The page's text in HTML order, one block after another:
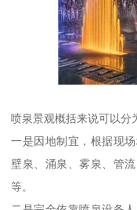
喷泉景观概括来说可以分
一是因地制宜，根据现
壁泉、涌泉、雾泉、管
等。